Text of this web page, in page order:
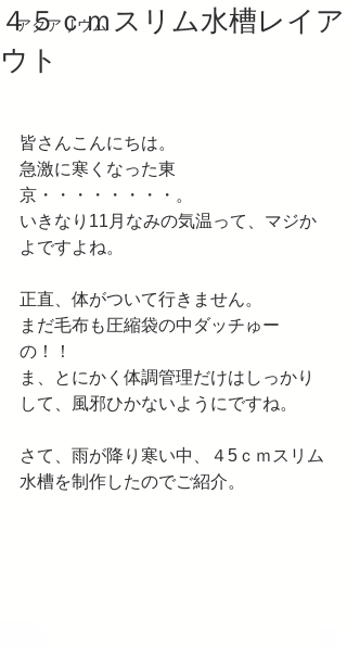
アクアリウム
４５ｃｍスリム水槽レイア
ウト
皆さんこんにちは。
急激に寒くなった東
京・・・・・・・・。
いきなり11月なみの気温って、マジか
よですよね。
正直、体がついて行きません。
まだ毛布も圧縮袋の中ダッチゅー
の！！
ま、とにかく体調管理だけはしっかり
して、風邪ひかないようにですね。
さて、雨が降り寒い中、４5ｃｍスリム
水槽を制作したのでご紹介。